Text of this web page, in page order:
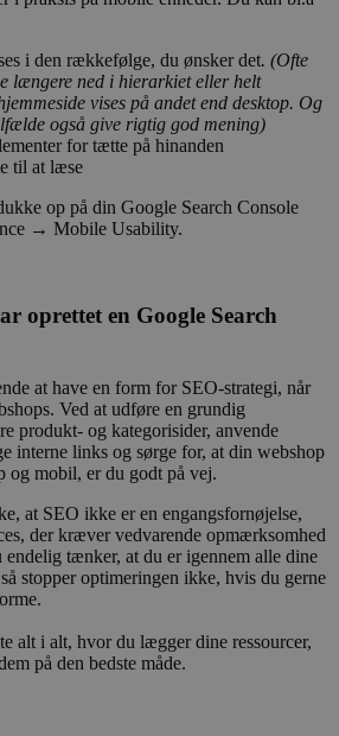
i den rækkefølge, du ønsker det. (Ofte
længere ned i hierarkiet eller helt
vises på andet end desktop. Og
også give rigtig god mening)
for tætte på hinanden
til at læse
op på din Google Search Console
→ Mobile Usability.
oprettet en Google Search
at have en form for SEO-strategi, når
Ved at udføre en grundig
produkt- og kategorisider, anvende
interne links og sørge for, at din webshop
og mobil, er du godt på vej.
at SEO ikke er en engangsfornøjelse,
der kræver vedvarende opmærksomhed
tænker, at du er igennem alle dine
stopper optimeringen ikke, hvis du gerne
alt i alt, hvor du lægger dine ressourcer,
på den bedste måde.